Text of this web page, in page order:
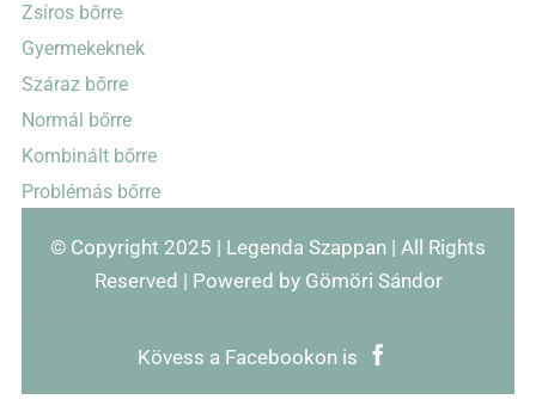
Zsíros bőrre
Gyermekeknek
Száraz bőrre
Normál bőrre
Kombinált bőrre
Problémás bőrre
© Copyright 2025 | Legenda Szappan | All Rights
Reserved | Powered by Gömöri Sándor
Kövess a Facebookon is